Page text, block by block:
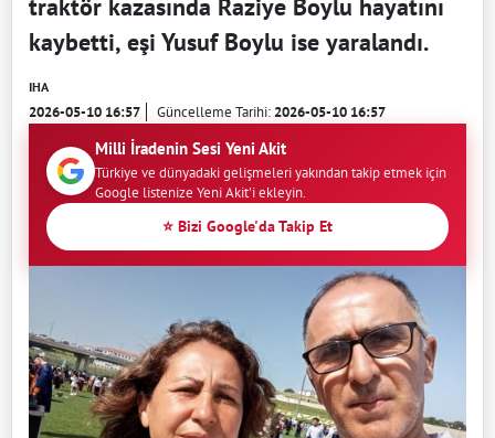
traktör kazasında Raziye Boylu hayatını
kaybetti, eşi Yusuf Boylu ise yaralandı.
IHA
2026-05-10 16:57 Güncelleme Tarihi:2026-05-10 16:57
Milli İradenin Sesi Yeni Akit
Türkiye ve dünyadaki gelişmeleri yakından takip etmek için
Google listenize Yeni Akit'i ekleyin.
⭐ Bizi Google'da Takip Et